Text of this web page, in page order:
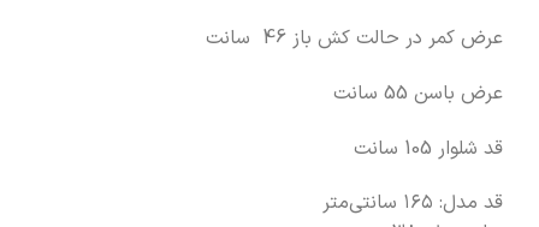
عرض کمر در حالت کش باز 46 سانت
عرض باسن 55 سانت
قد شلوار 105 سانت
قد مدل: ۱۶۵ سانتی‌متر